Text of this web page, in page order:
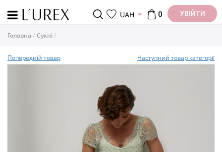
UAH 0 УВІЙТИ
Головна Cукні
Попередній товар Наступний товар категорії